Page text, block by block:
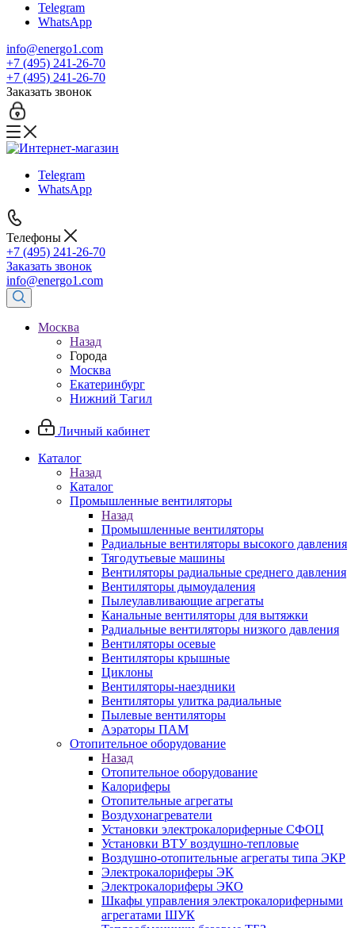
Telegram
WhatsApp
info@energo1.com
+7 (495) 241-26-70
+7 (495) 241-26-70
Заказать звонок
Telegram
WhatsApp
Телефоны
+7 (495) 241-26-70
Заказать звонок
info@energo1.com
Москва
Назад
Города
Москва
Екатеринбург
Нижний Тагил
Личный кабинет
Каталог
Назад
Каталог
Промышленные вентиляторы
Назад
Промышленные вентиляторы
Радиальные вентиляторы высокого давления
Тягодутьевые машины
Вентиляторы радиальные среднего давления
Вентиляторы дымоудаления
Пылеулавливающие агрегаты
Канальные вентиляторы для вытяжки
Радиальные вентиляторы низкого давления
Вентиляторы осевые
Вентиляторы крышные
Циклоны
Вентиляторы-наездники
Вентиляторы улитка радиальные
Пылевые вентиляторы
Аэраторы ПАМ
Отопительное оборудование
Назад
Отопительное оборудование
Калориферы
Отопительные агрегаты
Воздухонагреватели
Установки электрокалориферные СФОЦ
Установки ВТУ воздушно-тепловые
Воздушно-отопительные агрегаты типа ЭКР
Электрокалориферы ЭК
Электрокалориферы ЭКО
Шкафы управления электрокалориферными
агрегатами ШУК